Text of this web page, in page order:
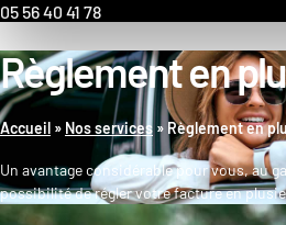
05 56 40 41 78
Règlement en
Accueil » Nos services » Règlement en
Un avantage considérable pour vous, au
possibilité de régler votre facture en